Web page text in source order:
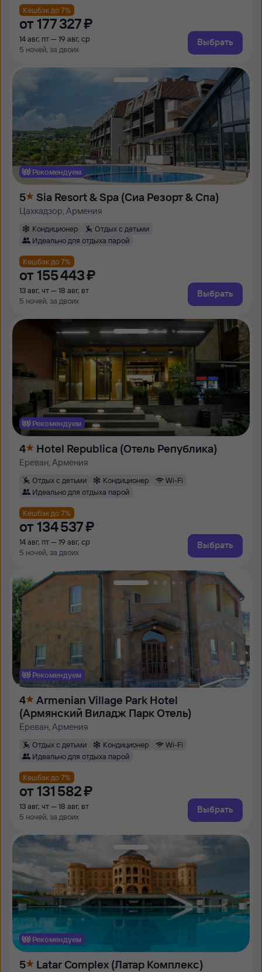
Кешбэк до 7%
от 177 ⁠327 ⁠₽
14 авг, пт — 19 авг, ср
5 ночей, за двоих
Выбрать
Рекомендуем
5 Sia Resort & Spa (Сиа Резорт & Спа)
Цахкадзор, Армения
Кондиционер
Отдых с детьми
Идеально для отдыха парой
Кешбэк до 7%
от 155 ⁠443 ⁠₽
13 авг, чт — 18 авг, вт
5 ночей, за двоих
Выбрать
Рекомендуем
4 Hotel Republica (Отель Република)
Ереван, Армения
Отдых с детьми Кондиционер
Wi-Fi
Идеально для отдыха парой
Кешбэк до 7%
от 134 ⁠537 ⁠₽
14 авг, пт — 19 авг, ср
5 ночей, за двоих
Выбрать
Рекомендуем
4
Armenian Village Park Hotel
(Армянский Виладж Парк Отель)
Ереван, Армения
Отдых с детьми Кондиционер
Wi-Fi
Идеально для отдыха парой
Кешбэк до 7%
от 131 ⁠582 ⁠₽
13 авг, чт — 18 авг, вт
5 ночей, за двоих
Выбрать
Рекомендуем
5 Latar Complex (Латар Комплекс)